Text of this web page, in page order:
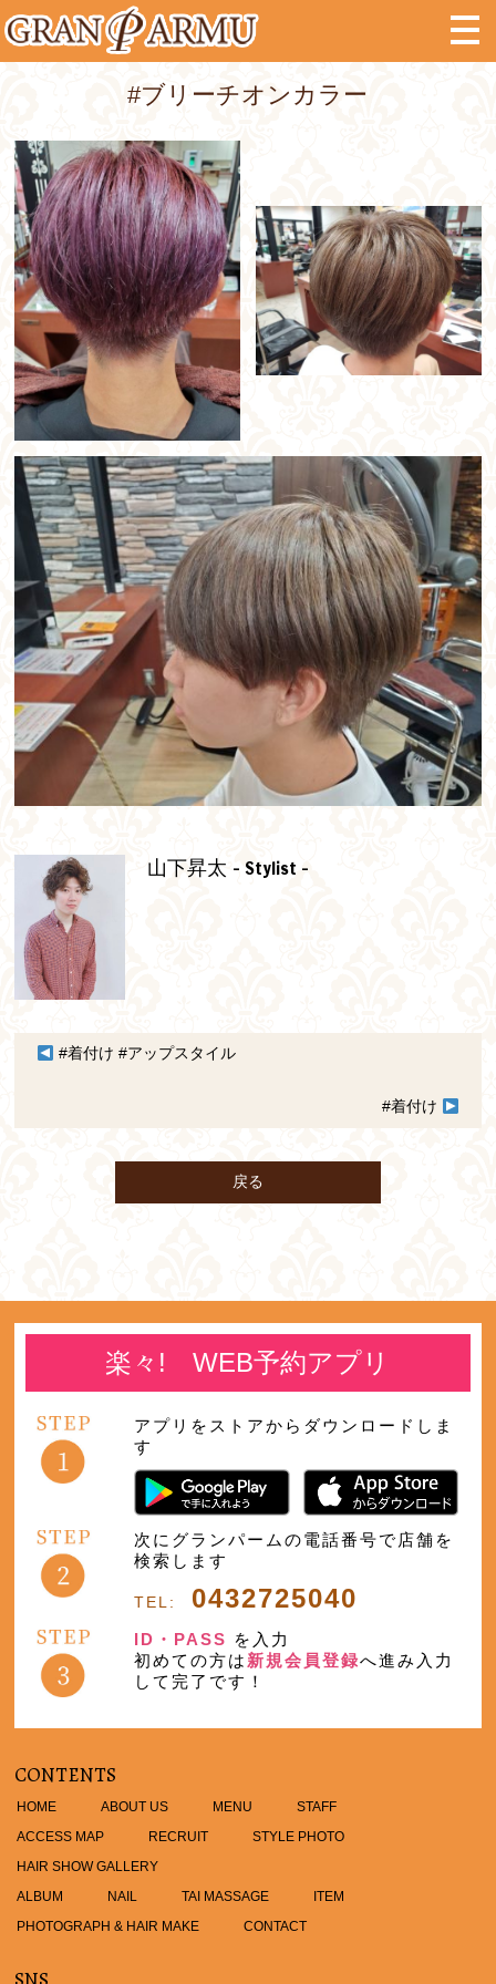
#ブリーチオンカラー
山下昇太 - Stylist -
#着付け #アップスタイル
#着付け
戻る
楽々! WEB予約アプリ
アプリをストアからダウンロードしま
す
次にグランパームの電話番号で店舗を
検索します
TEL: 0432725040
ID・PASS を入力
初めての方は 新規会員登録へ進み入力
して完了です！
CONTENTS
HOME ABOUT US MENU
STAFF
ACCESS MAP
RECRUIT
STYLE PHOTO
HAIR SHOW GALLERY
ALBUM
NAIL TAI MASSAGE
ITEM
PHOTOGRAPH & HAIR MAKE
CONTACT